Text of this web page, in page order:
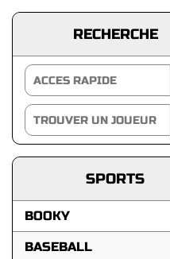
RECHERCHE
SPORTS
BOOKY
BASEBALL